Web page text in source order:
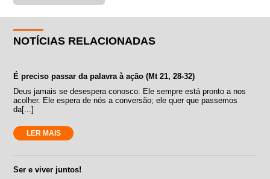
NOTÍCIAS RELACIONADAS
É preciso passar da palavra à ação (Mt 21, 28-32)
Deus jamais se desespera conosco. Ele sempre está pronto a nos
acolher. Ele espera de nós a conversão; ele quer que passemos
da[...]
LER MAIS
Ser e viver juntos!